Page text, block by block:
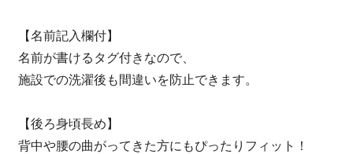
【名前記入欄付】
名前が書けるタグ付きなので、
施設での洗濯後も間違いを防止できます。
【後ろ身頃長め】
背中や腰の曲がってきた方にもぴったりフィット！